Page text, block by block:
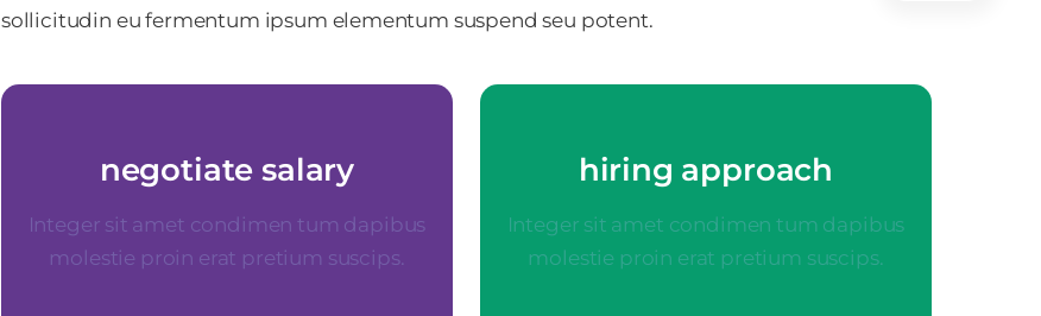
sollicitudin eu fermentum ipsum elementum suspend seu potent.
negotiate salary
Integer sit amet condimen tum dapibus
molestie proin erat pretium suscips.
Your Content Goes Here
hiring approach
Integer sit amet condimen tum dapibus
molestie proin erat pretium suscips.
Your Content Goes Here
hiring approach